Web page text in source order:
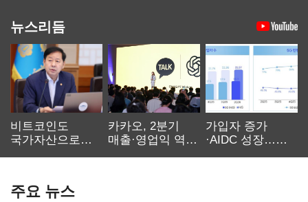
뉴스리듬
비트코인도
국가자산으로…'
카카오, 2분기
매출·영업익 역대
가입자 증가
·AIDC 성장…
주요 뉴스